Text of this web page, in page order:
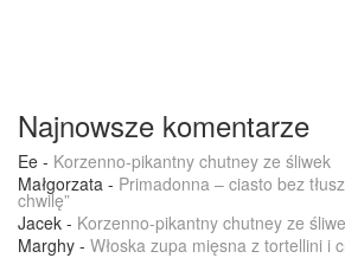
Najnowsze komentarze
Ee - Korzenno-pikantny chutney ze śliwek
Małgorzata - Primadonna – ciasto bez
chwilę”
Jacek - Korzenno-pikantny chutney ze
Marghy - Włoska zupa mięsna z tortellini i